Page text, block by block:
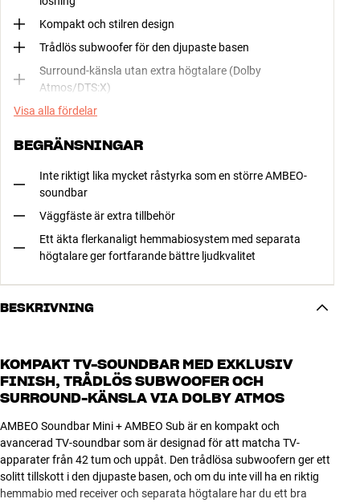
Kompakt och stilren design
Trådlös subwoofer för den djupaste basen
Surround-känsla utan extra högtalare (Dolby
Atmos/DTS:X)
Visa alla fördelar
BEGRÄNSNINGAR
Inte riktigt lika mycket råstyrka som en större AMBEO-
soundbar
Väggfäste är extra tillbehör
Ett äkta flerkanaligt hemmabiosystem med separata
högtalare ger fortfarande bättre ljudkvalitet
BESKRIVNING
KOMPAKT TV-SOUNDBAR MED EXKLUSIV
FINISH, TRÅDLÖS SUBWOOFER OCH
SURROUND-KÄNSLA VIA DOLBY ATMOS
AMBEO Soundbar Mini + AMBEO Sub är en kompakt och
avancerad TV-soundbar som är designad för att matcha TV-
apparater från 42 tum och uppåt. Den trådlösa subwoofern ger ett
solitt tillskott i den djupaste basen, och om du inte vill ha en riktig
hemmabio med receiver och separata högtalare har du ett bra